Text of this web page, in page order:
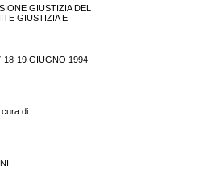
GIUSTIZIA DEL
GIUSTIZIA E
18-19 GIUGNO 1994
cura di